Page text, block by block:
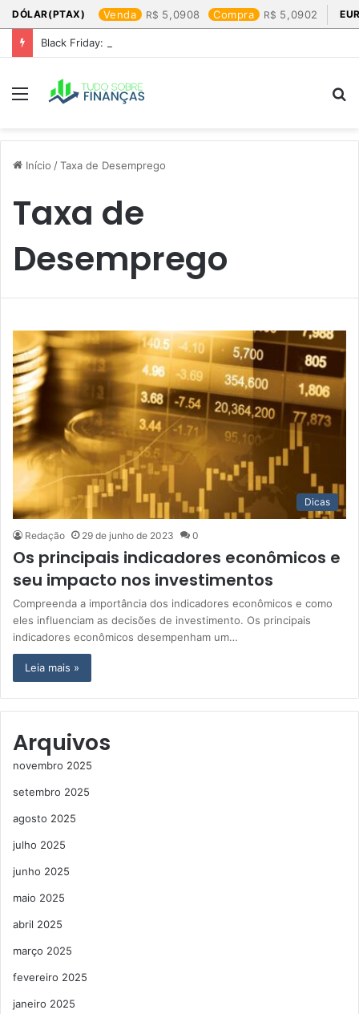
DÓLAR(PTAX) Venda 5,0908 Compra 5,0902
Black Friday: os produtos que mais valem a pena
Menu
Início /Taxa de Desemprego
Taxa de
Desemprego
Dicas
Redação 29 de junho de 2023 0
Os principais indicadores econômicos e
seu impacto nos investimentos
Compreenda a importância dos indicadores econômicos e como
eles influenciam as decisões de investimento. Os principais
indicadores econômicos desempenham um…
Leia mais »
Arquivos
novembro 2025
setembro 2025
agosto 2025
julho 2025
junho 2025
maio 2025
abril 2025
março 2025
fevereiro 2025
janeiro 2025